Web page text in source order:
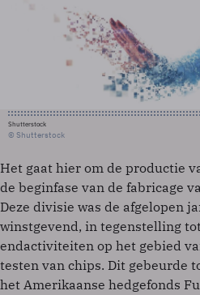
Shutterstock
© Shutterstock
Het gaat hier om de productie
de beginfase van de fabricage
Deze divisie was de afgelopen
winstgevend, in tegenstelling
endactiviteiten op het gebied
testen van chips. Dit gebeurde
het Amerikaanse hedgefonds